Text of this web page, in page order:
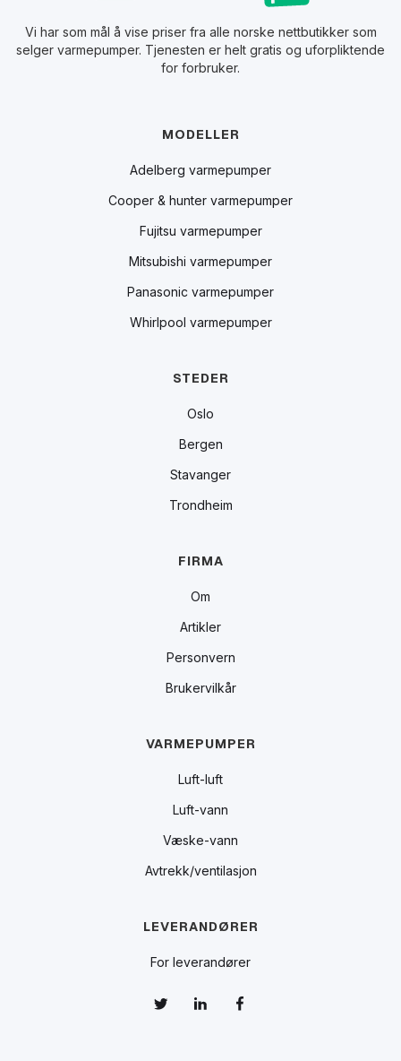
Vi har som mål å vise priser fra alle norske nettbutikker som
selger varmepumper. Tjenesten er helt gratis og uforpliktende
for forbruker.
MODELLER
Adelberg varmepumper
Cooper & hunter varmepumper
Fujitsu varmepumper
Mitsubishi varmepumper
Panasonic varmepumper
Whirlpool varmepumper
STEDER
Oslo
Bergen
Stavanger
Trondheim
FIRMA
Om
Artikler
Personvern
Brukervilkår
VARMEPUMPER
Luft-luft
Luft-vann
Væske-vann
Avtrekk/ventilasjon
LEVERANDØRER
For leverandører